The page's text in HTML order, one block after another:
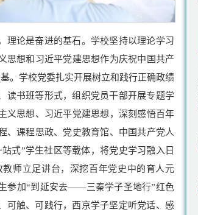
理论是奋进的基石。学校坚持以理论学习
思想和习近平党建思想作为庆祝中国共产
。学校党委扎实开展树立和践行正确政绩
读书班等形式，组织党员干部开展专题学
义思想、习近平党建思想，深刻感悟百年
、课程思政、党史教育馆、中国共产党人
式”学生社区等载体，将党史学习融入日
师立足讲台，深挖百年党史中的育人元
参加“到延安去——三秦学子圣地行”红色
可触、可践行，西京学子坚定听党话、感